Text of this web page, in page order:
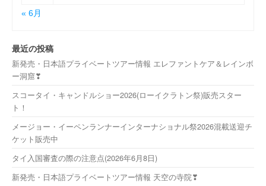
« 6月
最近の投稿
新発売・日本語プライベートツアー情報 エレファントケア＆レインボ
ー洞窟❣
スコータイ・キャンドルショー2026(ローイクラトン祭)販売スター
ト！
メージョー・イーペンランナーインターナショナル祭2026混載送迎チ
ケット販売中
タイ入国審査の際の注意点(2026年6月8日)
新発売・日本語プライベートツアー情報 天空の寺院❣